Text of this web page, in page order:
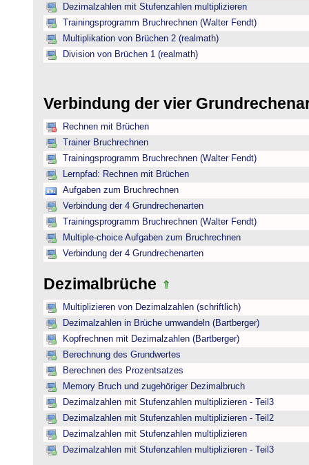
Dezimalzahlen mit Stufenzahlen multiplizieren
Trainingsprogramm Bruchrechnen (Walter Fendt)
Multiplikation von Brüchen 2 (realmath)
Division von Brüchen 1 (realmath)
Verbindung der vier
Rechnen mit Brüchen
Trainer Bruchrechnen
Trainingsprogramm Bruchrechnen (Walter Fendt)
Lernpfad: Rechnen mit Brüchen
Aufgaben zum Bruchrechnen
Verbindung der 4 Grundrechenarten
Trainingsprogramm Bruchrechnen (Walter Fendt)
Multiple-choice Aufgaben zum Bruchrechnen
Verbindung der 4 Grundrechenarten
Dezimalbrüche
Multiplizieren von Dezimalzahlen (schriftlich)
Dezimalzahlen in Brüche umwandeln (Bartberger)
Kopfrechnen mit Dezimalzahlen (Bartberger)
Berechnung des Grundwertes
Berechnen des Prozentsatzes
Memory Bruch und zugehöriger Dezimalbruch
Dezimalzahlen mit Stufenzahlen multiplizieren - Teil3
Dezimalzahlen mit Stufenzahlen multiplizieren - Teil2
Dezimalzahlen mit Stufenzahlen multiplizieren
Dezimalzahlen mit Stufenzahlen multiplizieren - Teil3